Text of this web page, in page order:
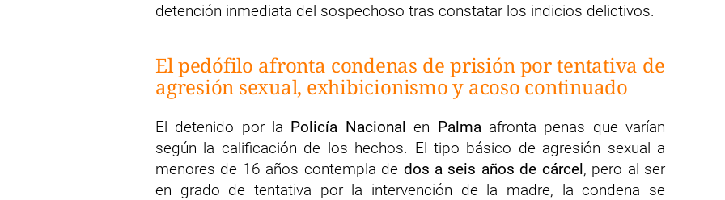
detención inmediata del sospechoso tras constatar los indicios delictivos.
El pedófilo afronta condenas de prisión por tentativa de
agresión sexual, exhibicionismo y acoso continuado
El detenido por la Policía Nacional en Palmaafronta penas que varían
según la calificación de los hechos. El tipo básico de agresión sexual a
menores de 16 años contempla de dos a seis años de cárcel, pero al ser
en grado de tentativa por la intervención de la madre, la condena se